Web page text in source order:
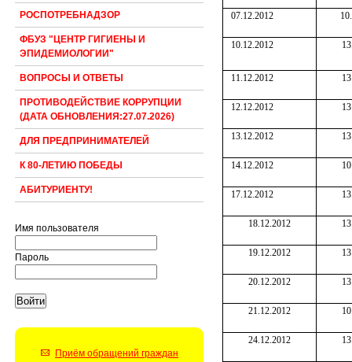
РОСПОТРЕБНАДЗОР
ФБУЗ "ЦЕНТР ГИГИЕНЫ И
ЭПИДЕМИОЛОГИИ"
ВОПРОСЫ И ОТВЕТЫ
ПРОТИВОДЕЙСТВИЕ КОРРУПЦИИ
(ДАТА ОБНОВЛЕНИЯ:27.07.2026)
ДЛЯ ПРЕДПРИНИМАТЕЛЕЙ
К 80-ЛЕТИЮ ПОБЕДЫ
АБИТУРИЕНТУ!
Имя пользователя
Пароль
Приём обращений граждан
07.12.2012
10.12.2012
11.12.2012
12.12.2012
13.12.2012
14.12.2012
17.12.2012
18.12.2012
19.12.2012
20.12.2012
21.12.2012
24.12.2012